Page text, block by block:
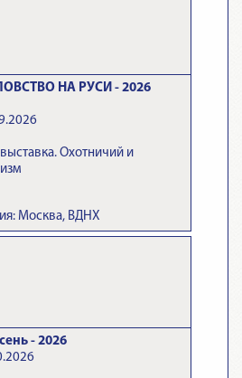
НА РУСИ - 2026
Охотничий и
Москва, ВДНХ
- 2026